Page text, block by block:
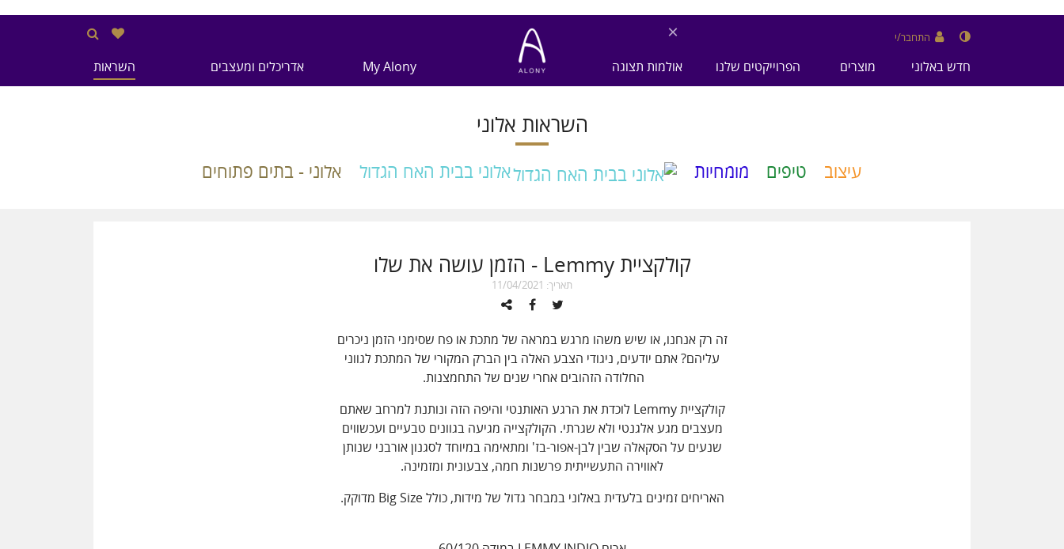
× התחבר/י
חדש באלוני מוצרים הפרוייקטים שלנו אולמות תצוגה My Alony אדריכלים ומעצבים השראות
השראות אלוני
עיצוב טיפים מומחיות אלוני בבית האח הגדול אלוני - בתים פתוחים
קולקציית Lemmy - הזמן עושה את שלו
תאריך: 11/04/2021
זה רק אנחנו, או שיש משהו מרגש במראה של מתכת או פח שסימני הזמן ניכרים
עליהם? אתם יודעים, ניגודי הצבע האלה בין הברק המקורי של המתכת לגווני
החלודה הזהובים אחרי שנים של התחמצנות.
קולקציית Lemmy לוכדת את הרגע האותנטי והיפה הזה ונותנת למרחב שאתם
מעצבים מגע אלגנטי ולא שגרתי. הקולקצייה מגיעה בגוונים טבעיים ועכשווים
שנעים על הסקאלה שבין לבן-אפור-בז' ומתאימה במיוחד לסגנון אורבני שנותן
לאווירה התעשייתית פרשנות חמה, צבעונית ומזמינה.
האריחים זמינים בלעדית באלוני במבחר גדול של מידות, כולל Big Size מדוקק.